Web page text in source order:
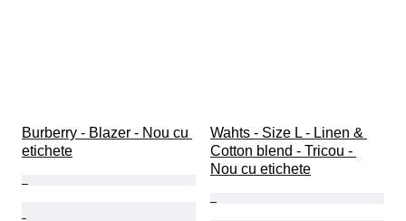
Burberry - Blazer - Nou cu
etichete
Wahts - Size L - Linen &
Cotton blend - Tricou -
Nou cu etichete